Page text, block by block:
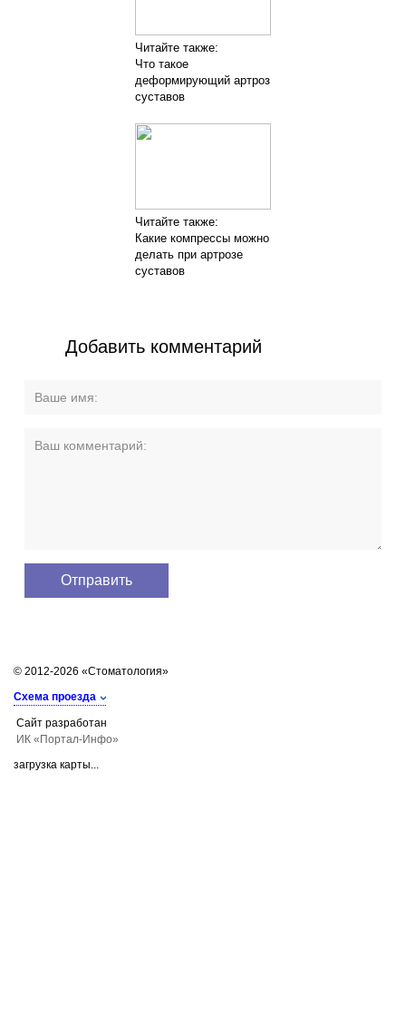
Читайте также:
Что такое
деформирующий артроз
суставов
Читайте также:
Какие компрессы можно
делать при артрозе
суставов
Добавить комментарий
© 2012-2026 «Стоматология»
Схема проезда
Сайт разработан
ИК «Портал-Инфо»
загрузка карты...